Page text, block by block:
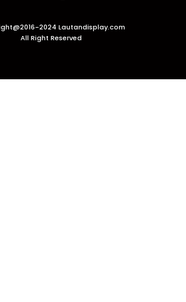
2024 Lautandisplay.com
All Right Reserved